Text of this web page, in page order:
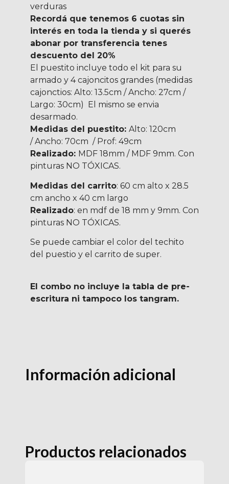
verduras
Recordá que tenemos 6 cuotas sin
interés en toda la tienda y si querés
abonar por transferencia tenes
descuento del 20%
El puestito incluye todo el kit para su
armado y 4 cajoncitos grandes (medidas
cajonctios: Alto: 13.5cm / Ancho: 27cm /
Largo: 30cm) El mismo se envia
desarmado.
Medidas del puestito: Alto: 120cm
/ Ancho: 70cm / Prof: 49cm
Realizado: MDF 18mm / MDF 9mm. Con
pinturas NO TÓXICAS.
Medidas del carrito: 60 cm alto x 28.5
cm ancho x 40 cm largo
Realizado: en mdf de 18 mm y 9mm. Con
pinturas NO TÓXICAS.
Se puede cambiar el color del techito
del puestio y el carrito de super.
El combo no incluye la tabla de pre-
escritura ni tampoco los tangram.
Información adicional
Productos relacionados